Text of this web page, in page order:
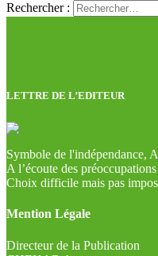
Rechercher :
LETTRE DE L’EDITEUR
Symbole de l'indépendance,
A l’écoute des
Choix difficile mais pas
Mention Légale
Directeur de la Publication